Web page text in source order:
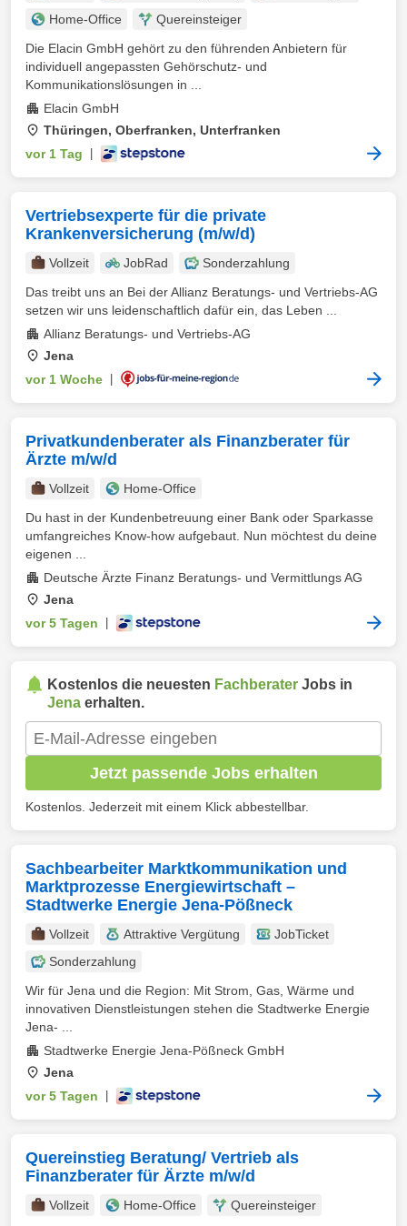
Home-Office
Quereinsteiger
Die Elacin GmbH gehört zu den führenden Anbietern für
individuell angepassten Gehörschutz- und
Kommunikationslösungen in ...
Elacin GmbH
Thüringen, Oberfranken, Unterfranken
vor 1 Tag
Vertriebsexperte für die private
Krankenversicherung (m/w/d)
Vollzeit JobRad
Sonderzahlung
Das treibt uns an Bei der Allianz Beratungs- und Vertriebs-AG
setzen wir uns leidenschaftlich dafür ein, das Leben ...
Allianz Beratungs- und Vertriebs-AG
Jena
vor 1 Woche
Privatkundenberater als Finanzberater für
Ärzte m/w/d
Vollzeit
Home-Office
Du hast in der Kundenbetreuung einer Bank oder Sparkasse
umfangreiches Know-how aufgebaut. Nun möchtest du deine
eigenen ...
Deutsche Ärzte Finanz Beratungs- und Vermittlungs AG
Jena
vor 5 Tagen
Kostenlos die neuesten Fachberater Jobs in
Jena erhalten.
Jetzt passende Jobs erhalten
Kostenlos. Jederzeit mit einem Klick abbestellbar.
Sachbearbeiter Marktkommunikation und
Marktprozesse Energiewirtschaft –
Stadtwerke Energie Jena-Pößneck
Vollzeit Attraktive Vergütung
JobTicket
Sonderzahlung
Wir für Jena und die Region: Mit Strom, Gas, Wärme und
innovativen Dienstleistungen stehen die Stadtwerke Energie
Jena- ...
Stadtwerke Energie Jena-Pößneck GmbH
Jena
vor 5 Tagen
Quereinstieg Beratung/ Vertrieb als
Finanzberater für Ärzte m/w/d
Vollzeit Home-Office Quereinsteiger